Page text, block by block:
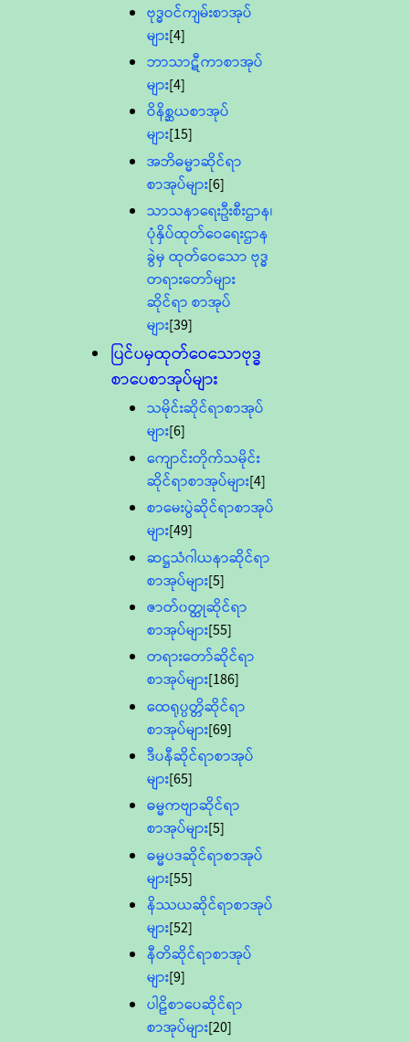
ဗုဒ္ဓဝင်ကျမ်းစာအုပ်
များ[4]
ဘာသာဋီကာစာအုပ်
များ[4]
ဝိနိစ္ဆယစာအုပ်
များ[15]
အဘိဓမ္မာဆိုင်ရာ
စာအုပ်များ[6]
သာသနာရေးဦးစီးဌာန၊
ပုံနှိပ်ထုတ်ဝေရေးဌာန
ခွဲမှ ထုတ်ဝေသော ဗုဒ္ဓ
တရားတော်များ
ဆိုင်ရာ စာအုပ်
များ[39]
ပြင်ပမှထုတ်ဝေသောဗုဒ္ဓ
စာပေစာအုပ်များ
သမိုင်းဆိုင်ရာစာအုပ်
များ[6]
ကျောင်းတိုက်သမိုင်း
ဆိုင်ရာစာအုပ်များ[4]
စာမေးပွဲဆိုင်ရာစာအုပ်
များ[49]
ဆဋ္ဌသံဂါယနာဆိုင်ရာ
စာအုပ်များ[5]
ဇာတ်၀တ္ထုဆိုင်ရာ
စာအုပ်များ[55]
တရားတော်ဆိုင်ရာ
စာအုပ်များ[186]
ထေရုပ္ပတ္တိဆိုင်ရာ
စာအုပ်များ[69]
ဒီပနီဆိုင်ရာစာအုပ်
များ[65]
ဓမ္မကဗျာဆိုင်ရာ
စာအုပ်များ[5]
ဓမ္မပဒဆိုင်ရာစာအုပ်
များ[55]
နိဿယဆိုင်ရာစာအုပ်
များ[52]
နီတိဆိုင်ရာစာအုပ်
များ[9]
ပါဠိစာပေဆိုင်ရာ
စာအုပ်များ[20]